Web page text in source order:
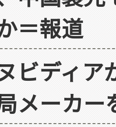
＝報道
ビディア
メーカー